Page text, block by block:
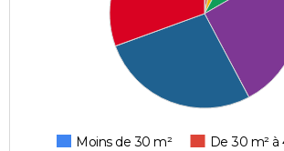
Moins de 30 m²
De 30 m² à